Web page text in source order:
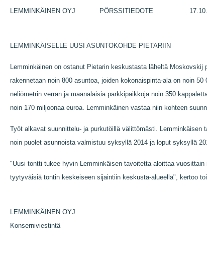
LEMMINKÄINEN OYJ PÖRSSITIEDOTE
LEMMINKÄISELLE UUSI ASUNTOKOHDE PIETARIIN
Lemminkäinen on ostanut Pietarin keskustasta läheltä
rakennetaan noin 800 asuntoa, joiden kokonaispinta-ala on noin
neliömetrin verran ja maanalaisia parkkipaikkoja noin 350
noin 170 miljoonaa euroa. Lemminkäinen vastaa niin kohteen
Työt alkavat suunnittelu- ja purkutöillä välittömästi. Lemminkäisen
noin puolet asunnoista valmistuu syksyllä 2014 ja loput syksyllä
"Uusi tontti tukee hyvin Lemminkäisen tavoitetta aloittaa
tyytyväisiä tontin keskeiseen sijaintiin keskusta-alueella", kertoo
LEMMINKÄINEN OYJ
Konserniviestintä